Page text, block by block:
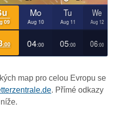
map pro celou Evropu se
. Přímé odkazy